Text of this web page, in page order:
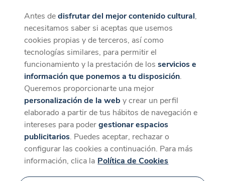
CaixaForum+
La mejor experiencia desde la App
Descargar
Antes dedisfrutar del mejor contenido cultural,
necesitamos saber si aceptas que usemos
cookies propias y de terceros, así como
tecnologías similares, para permitir el
funcionamiento y la prestación de losservicios e
información que ponemos a tu disposición.
Queremos proporcionarte una mejor
personalización de la web y crear un perfil
elaborado a partir de tus hábitos de navegación e
intereses para podergestionar espacios
publicitarios. Puedes aceptar, rechazar o
configurar las cookies a continuación. Para más
información, clica la Política de Cookies